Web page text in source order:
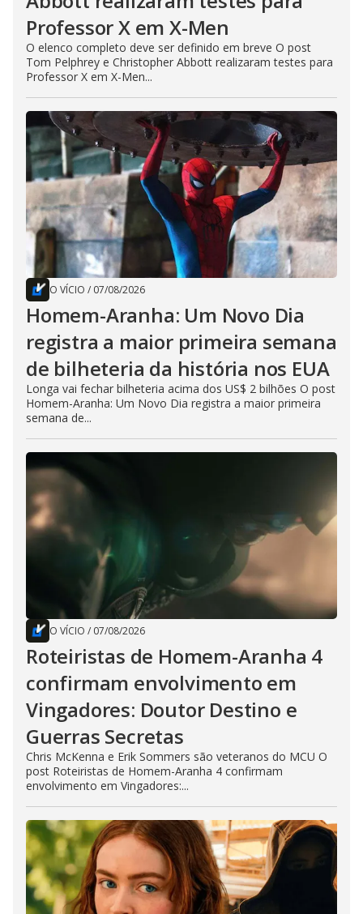
Professor X em X-Men
O elenco completo deve ser definido em breve O post
Tom Pelphrey e Christopher Abbott realizaram testes para
Professor X em X-Men...
O VÍCIO / 07/08/2026
Homem-Aranha: Um Novo Dia
registra a maior primeira semana
de bilheteria da história nos EUA
Longa vai fechar bilheteria acima dos US$ 2 bilhões O post
Homem-Aranha: Um Novo Dia registra a maior primeira
semana de...
O VÍCIO / 07/08/2026
Roteiristas de Homem-Aranha 4
confirmam envolvimento em
Vingadores: Doutor Destino e
Guerras Secretas
Chris McKenna e Erik Sommers são veteranos do MCU O
post Roteiristas de Homem-Aranha 4 confirmam
envolvimento em Vingadores:...